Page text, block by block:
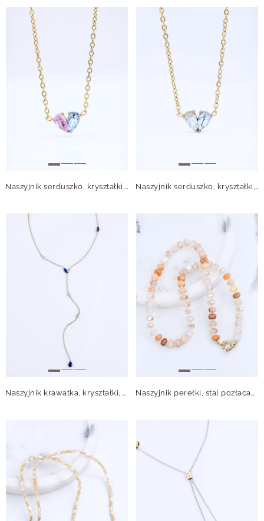
Naszyjnik serduszko, kryształki, stal pozłacana S315518Z00 Naszyjnik serduszko, kryształki, stal pozłacana S315522Z00
Naszyjnik krawatka, kryształki, stal pozłacana S315510Z00 Naszyjnik perełki, stal pozłacana S316342Z00